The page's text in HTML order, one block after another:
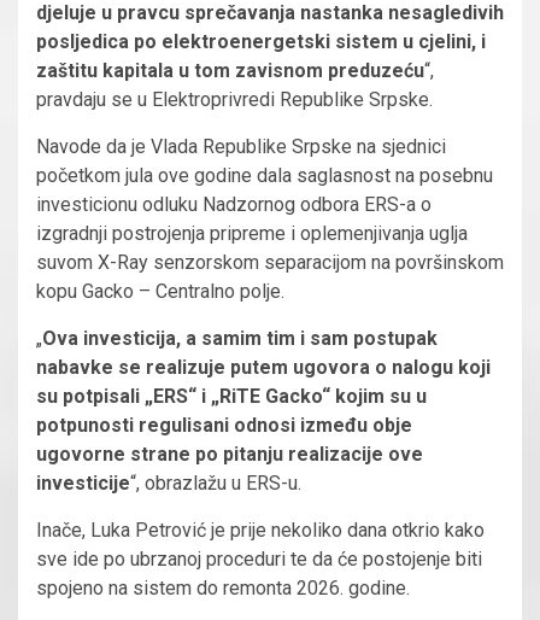
djeluje u pravcu sprečavanja nastanka nesagledivih
posljedica po elektroenergetski sistem u cjelini, i
zaštitu kapitala u tom zavisnom preduzeću“,
pravdaju se u Elektroprivredi Republike Srpske.
Navode da je Vlada Republike Srpske na sjednici
početkom jula ove godine dala saglasnost na posebnu
investicionu odluku Nadzornog odbora ERS-a o
izgradnji postrojenja pripreme i oplemenjivanja uglja
suvom X-Ray senzorskom separacijom na površinskom
kopu Gacko – Centralno polje.
„Ova investicija, a samim tim i sam postupak
nabavke se realizuje putem ugovora o nalogu koji
su potpisali „ERS“ i „RiTE Gacko“ kojim su u
potpunosti regulisani odnosi između obje
ugovorne strane po pitanju realizacije ove
investicije“, obrazlažu u ERS-u.
Inače, Luka Petrović je prije nekoliko dana otkrio kako
sve ide po ubrzanoj proceduri te da će postojenje biti
spojeno na sistem do remonta 2026. godine.